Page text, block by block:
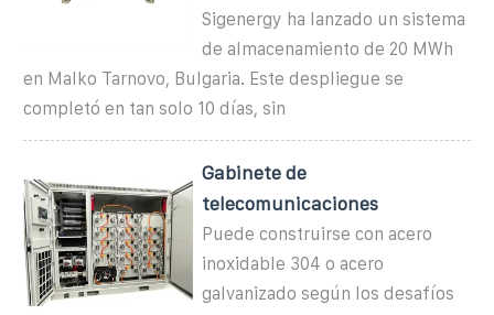
Sigenergy ha lanzado un sistema
de almacenamiento de 20 MWh
en Malko Tarnovo, Bulgaria. Este despliegue se
completó en tan solo 10 días, sin
Gabinete de
telecomunicaciones
Puede construirse con acero
inoxidable 304 o acero
galvanizado según los desafíos